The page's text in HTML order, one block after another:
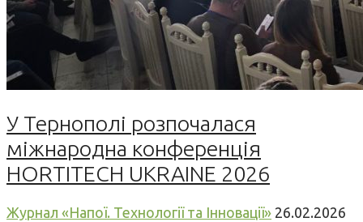
У Тернополі розпочалася
міжнародна конференція
HORTITECH UKRAINE 2026
Журнал «Напої. Технології та Інновації» 26.02.2026